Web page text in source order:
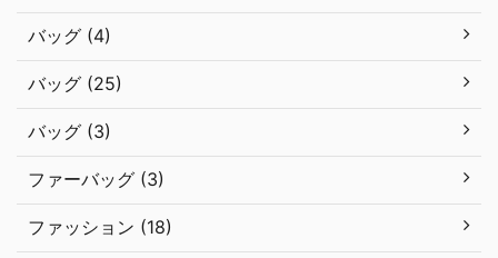
バッグ (4)
バッグ (25)
バッグ (3)
ファーバッグ (3)
ファッション (18)